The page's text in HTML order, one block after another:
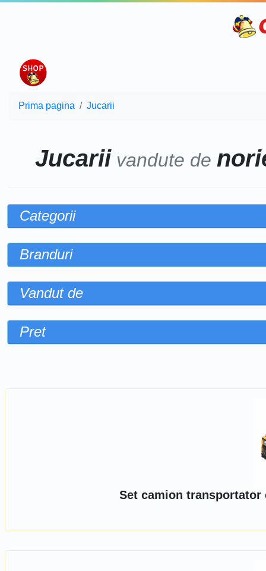
Prima pagina Jucarii
Jucariivandute de
Categorii
Branduri
Vandut de
Pret
Set camion transportator